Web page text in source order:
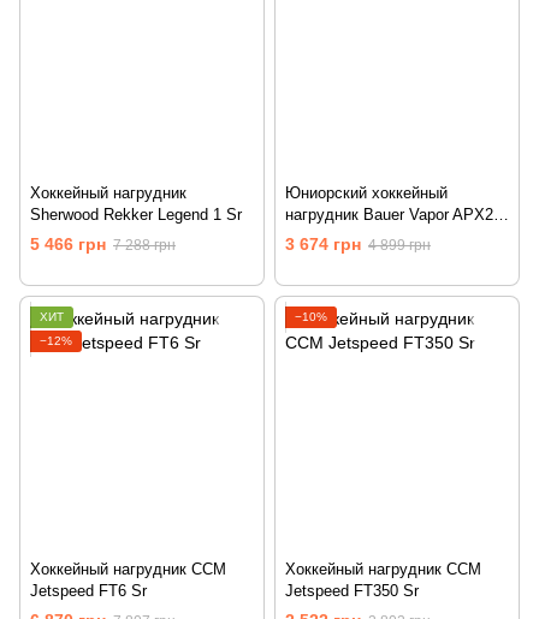
Хоккейный нагрудник
Sherwood Rekker Legend 1 Sr
5 466 грн 7 288 грн
Юниорский хоккейный
нагрудник Bauer Vapor APX2
Jr
3 674 грн 4 899 грн
ХИТ
−12%
Хоккейный нагрудник CCM
Jetspeed FT6 Sr
−10%
Хоккейный нагрудник CCM
Jetspeed FT350 Sr